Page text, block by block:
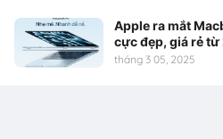
Apple ra mắt
cực đẹp, giá rẻ
tháng 3 05, 2025